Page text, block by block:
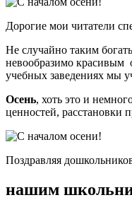
Дорогие мои читатели
Не случайно таким
невообразимо красивым
учебных заведениях мы
Осень, хоть это и
ценностей, расстановки
Поздравляя
нашим